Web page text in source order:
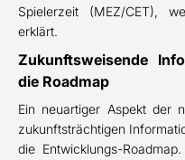
Spielerzeit (MEZ/CET),
erklärt.
Zukunftsweisende
die Roadmap
Ein neuartiger Aspekt der
zukunftsträchtigen
die Entwicklungs-